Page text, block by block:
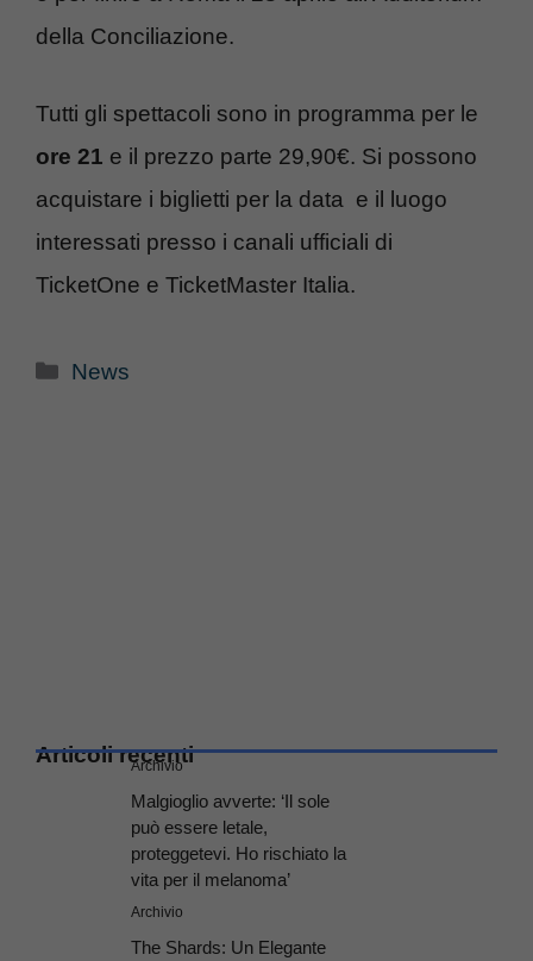
della Conciliazione.
Tutti gli spettacoli sono in programma per le
ore 21 e il prezzo parte 29,90€. Si possono
acquistare i biglietti per la data e il luogo
interessati presso i canali ufficiali di
TicketOne e TicketMaster Italia.
Categorie
News
Articoli recenti
Archivio
Malgioglio avverte: ‘Il sole
può essere letale,
proteggetevi. Ho rischiato la
vita per il melanoma’
Archivio
The Shards: Un Elegante